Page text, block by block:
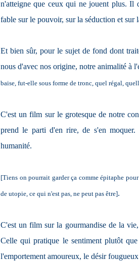
n'atteigne que ceux qui ne jouent plus. Il
fable sur le pouvoir, sur la séduction et sur
Et bien sûr, pour le sujet de fond dont
nous d'avec nos origine, notre animalité à
baise, fut-elle sous forme de tronc, quel régal,
C'est un film sur le grotesque de notre
prend le parti d'en rire, de s'en
humanité.
[Tiens on pourrait garder ça comme épitaphe
de utopie, ce qui n'est pas, ne peut pas être].
C'est un film sur la gourmandise de la
Celle qui pratique le sentiment plutôt
l'emportement amoureux, le désir